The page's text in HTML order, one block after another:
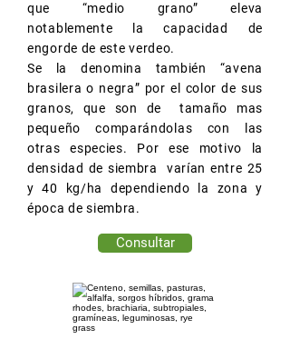
que “medio grano” eleva
notablemente la capacidad de
engorde de este verdeo.
Se la denomina también “avena
brasilera o negra” por el color de sus
granos, que son de tamaño mas
pequeño comparándolas con las
otras especies. Por ese motivo la
densidad de siembra varían entre 25
y 40 kg/ha dependiendo la zona y
época de siembra.
Consultar